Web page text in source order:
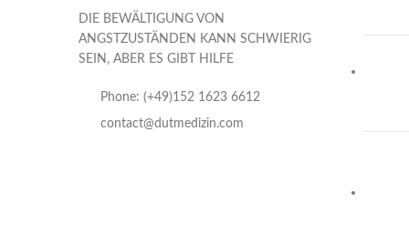
DIE BEWÄLTIGUNG VON
ANGSTZUSTÄNDEN KANN SCHWIERIG
SEIN, ABER ES GIBT HILFE
Phone: (+49)152 1623 6612
contact@dutmedizin.com